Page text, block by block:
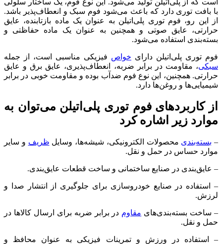
است که از پلی‌اتیلن تولید می‌شود. این نوع فوم، یک ساختار سلولی
با بافت توری دارد که باعث می‌شود فوم سبک و انعطاف‌پذیر باشد.
از این رو، فوم توری پلی‌اتیلن به عنوان یک ماده بازتابنده، عایق
حرارتی، عایق صوتی و همچنین به عنوان یک ماده حفاظتی و
بسته‌بندی استفاده می‌شود.
فوم توری پلی‌اتیلن دارای خواص فیزیکی مناسبی است، از جمله
سبکی، مقاومت در برابر ضربه، انعطاف‌پذیری، عایق برق و عایق
حرارتی. همچنین، این نوع فوم ضدآب بوده و مقاومت خوبی در برابر
شیمیایی‌ها و روغن‌ها دارد.
از کاربردهای فوم توری پلی‌اتیلن می‌توان به
موارد زیر اشاره کرد
– بسته‌بندی محصولات الکترونیکی، شیشه‌ها، وسایل ظریف و سایر
موارد حساس در حمل و نقل.
– عایق‌بندی در صنایع ساختمانی و ساخت قطعات عایق‌بندی.
– استفاده در صنایع خودروسازی برای جلوگیری از انتشار صدا و
لرزش.
– ساخت بسته‌بندی‌های مقاوم در برابر ضربه برای ارسال کالاها در
حمل و نقل.
– استفاده در ورزش و تمرینات فیزیکی به عنوان محافظ و